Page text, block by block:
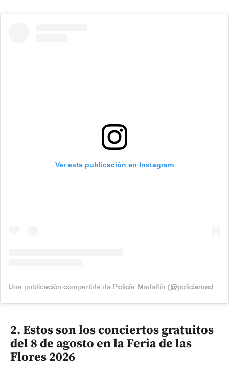
Ver esta publicación en Instagram
2. Estos son los conciertos gratuitos
del 8 de agosto en la Feria de las
Flores 2026